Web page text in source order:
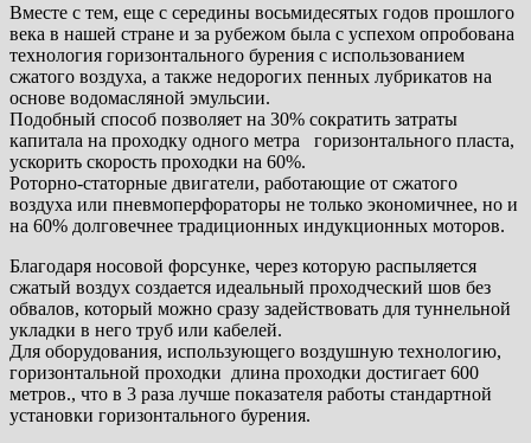
Вместе с тем, еще с середины восьмидесятых годов прошлого
века в нашей стране и за рубежом была с успехом опробована
технология горизонтального бурения с использованием
сжатого воздуха, а также недорогих пенных лубрикатов на
основе водомасляной эмульсии.
Подобный способ позволяет на 30% сократить затраты
капитала на проходку одного метра горизонтального пласта,
ускорить скорость проходки на 60%.
Роторно-статорные двигатели, работающие от сжатого
воздуха или пневмоперфораторы не только экономичнее, но и
на 60% долговечнее традиционных индукционных моторов.
Благодаря носовой форсунке, через которую распыляется
сжатый воздух создается идеальный проходческий шов без
обвалов, который можно сразу задействовать для туннельной
укладки в него труб или кабелей.
Для оборудования, использующего воздушную технологию,
горизонтальной проходки длина проходки достигает 600
метров., что в 3 раза лучше показателя работы стандартной
установки горизонтального бурения.